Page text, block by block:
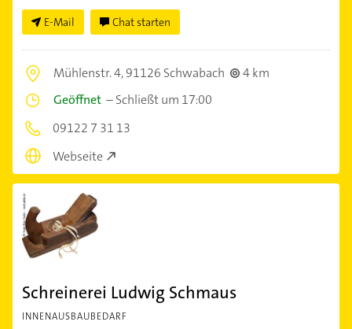
E-Mail Chat starten
Mühlenstr. 4,91126 Schwabach
4 km
Geöffnet –Schließt um 17:00
09122 7 31 13
Webseite
Schreinerei Ludwig Schmaus
INNENAUSBAUBEDARF